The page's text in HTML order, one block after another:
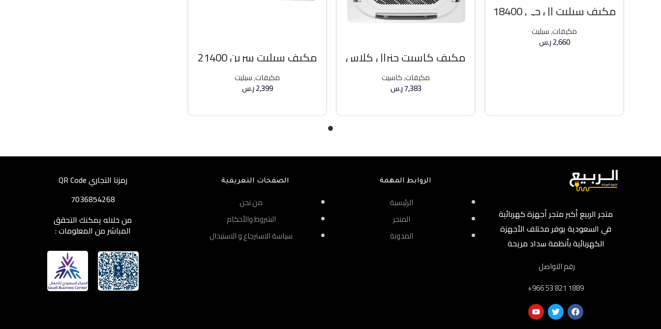
مكيف سبليت ال جي 18400 وحده بارد
مكيفات,سبليت
2,660ر.س
مكيف كاسيت جنرال كلاس
36000 وحده حار / بارد
مكيفات,كاسيت
7,383ر.س
مكيف سبليت سرين 21400 وحده بارد
مكيفات,سبليت
2,399ر.س
متجر الربيع أكبر متجر أجهزة كهربائية
في السعودية يوفر مختلف الأجهزة
الكهربائية بأنظمة سداد مريحة
رقم التواصل
‎+966 53 821 1889
الروابط المهمة
الرئيسية
المتجر
المدونة
الصفحات التعريفية
من نحن
الشروط والأحكام
سياسة الاسترجاع و الاستبدال
رمزنا التجاري QR Code
7036854268
من خلاله يمكنك التحقق
المباشر من المعلومات :